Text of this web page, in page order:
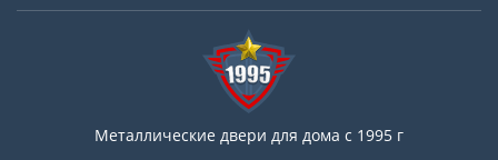
Металлические двери для дома с 1995 г